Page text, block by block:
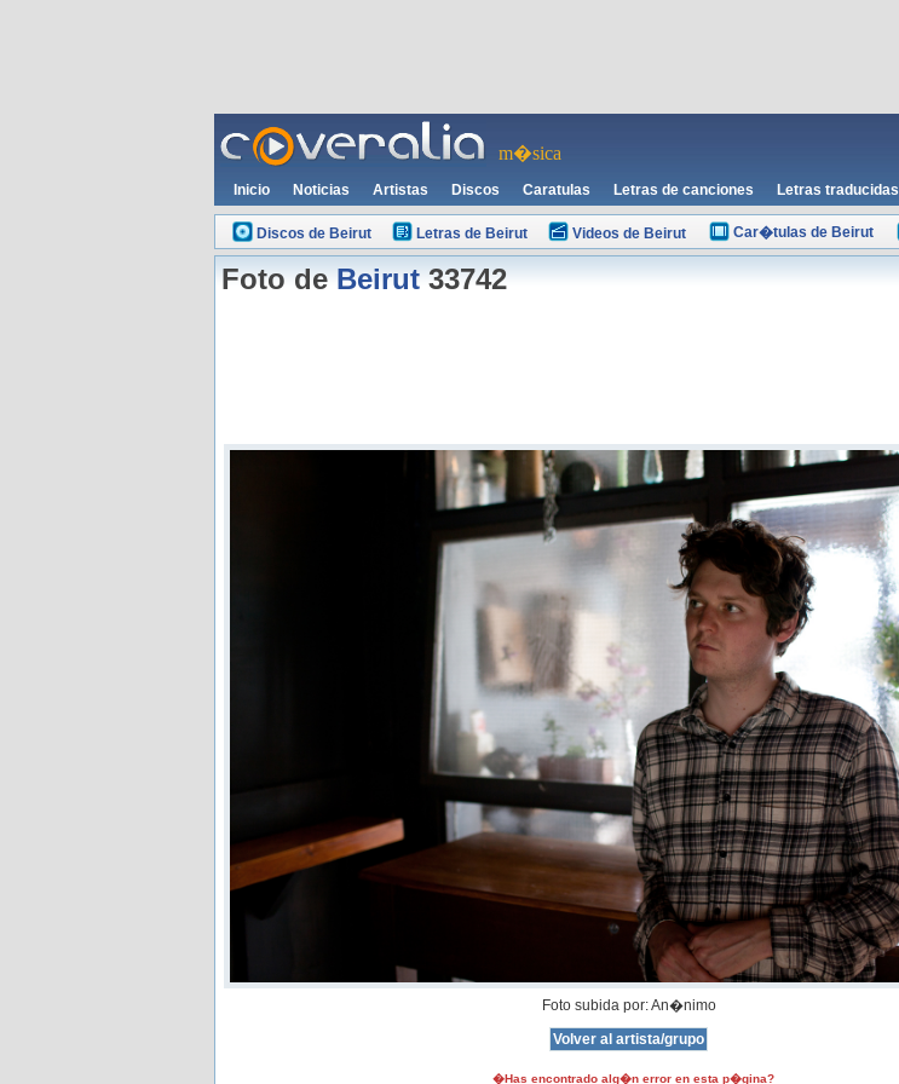
m�sica
Inicio Noticias Artistas Discos Caratulas Letras de canciones Letras traducidas
Discos de Beirut Letras de Beirut Videos de Beirut Car�tulas de Beirut
Foto deBeirut33742
Foto subida por: An�nimo
�Has encontrado alg�n error en esta p�gina?